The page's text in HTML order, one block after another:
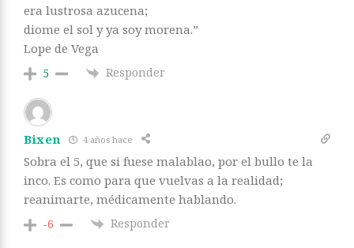
era lustrosa azucena;
diome el sol y ya soy morena.”
Lope de Vega
5 Responder
Bixen 4 años hace
Sobra el 5, que si fuese malablao, por el bullo te la
inco. Es como para que vuelvas a la realidad;
reanimarte, médicamente hablando.
-6 Responder